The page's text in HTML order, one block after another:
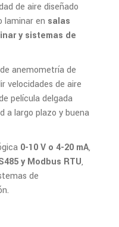
de aire diseñado
laminar en salas
y sistemas de
anemometría de
velocidades de aire
película delgada
a largo plazo y buena
0-10 V o 4-20 mA,
y Modbus RTU,
de